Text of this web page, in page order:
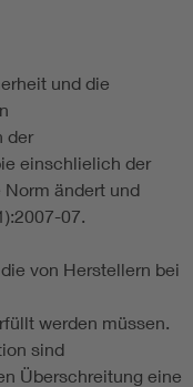
und die
der
einschlielich der
ändert und
07.
von Herstellern bei
werden müssen.
sind
Überschreitung eine